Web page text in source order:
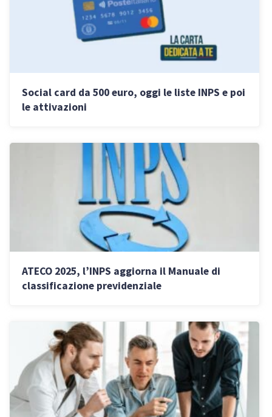
Social card da 500 euro, oggi le liste INPS e poi
le attivazioni
ATECO 2025, l’INPS aggiorna il Manuale di
classificazione previdenziale